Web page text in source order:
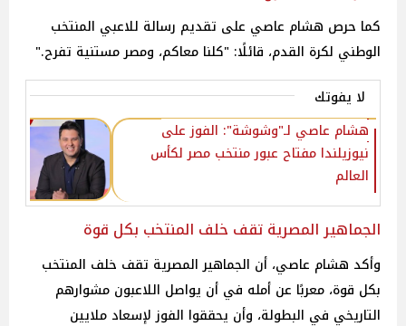
كما حرص هشام عاصي على تقديم رسالة للاعبي المنتخب
الوطني لكرة القدم، قائلًا: "كلنا معاكم، ومصر مستنية تفرح."
لا يفوتك
هشام عاصي لـ"وشوشة": الفوز على
نيوزيلندا مفتاح عبور منتخب مصر لكأس
العالم
الجماهير المصرية تقف خلف المنتخب بكل قوة
وأكد هشام عاصي، أن الجماهير المصرية تقف خلف المنتخب
بكل قوة، معربًا عن أمله في أن يواصل اللاعبون مشوارهم
التاريخي في البطولة، وأن يحققوا الفوز لإسعاد ملايين